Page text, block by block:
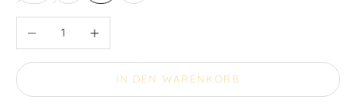
Anzahl verringern
IN DEN WARENKORB